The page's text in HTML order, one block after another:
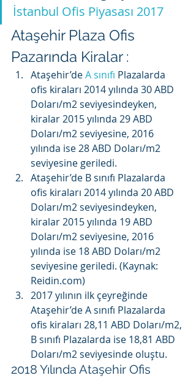
İstanbul Ofis Piyasası 2017
Ataşehir Plaza Ofis
Pazarında Kiralar :
Ataşehir’de A sınıfı Plazalarda
ofis kiraları 2014 yılında 30 ABD
Doları/m2 seviyesindeyken,
kiralar 2015 yılında 29 ABD
Doları/m2 seviyesine, 2016
yılında ise 28 ABD Doları/m2
seviyesine geriledi.
Ataşehir’de B sınıfı Plazalarda
ofis kiraları 2014 yılında 20 ABD
Doları/m2 seviyesindeyken,
kiralar 2015 yılında 19 ABD
Doları/m2 seviyesine, 2016
yılında ise 18 ABD Doları/m2
seviyesine geriledi. (Kaynak:
Reidin.com)
2017 yılının ilk çeyreğinde
Ataşehir’de A sınıfı Plazalarda
ofis kiraları 28,11 ABD Doları/m2,
B sınıfı Plazalarda ise 18,81 ABD
Doları/m2 seviyesinde oluştu.
2018 Yılında Ataşehir Ofis